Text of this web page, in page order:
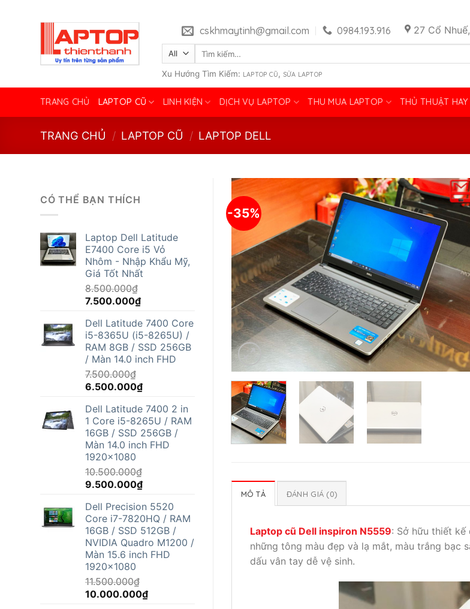
cskhmaytinh@gmail.com 0984.193.916 27 Cổ
Tìm
Xu Hướng Tìm Kiếm: LAPTOP CŨ, SỬA LAPTOP
TRANG CHỦ LAPTOP CŨ LINH KIỆN DỊCH VỤ LAPTOP THU MUA LAPTOP THỦ THUẬT HAY
TRANG CHỦ / LAPTOP CŨ / LAPTOP DELL
CÓ THỂ BẠN THÍCH
Laptop Dell Latitude
E7400 Core i5 Vỏ
Nhôm - Nhập Khẩu Mỹ,
Giá Tốt Nhất
8.500.000₫
Giá
là:
8.500.000₫.
7.500.000₫Giá
tại
là:
7.500.000₫.
Dell Latitude 7400 Core
i5-8365U (i5-8265U) /
RAM 8GB / SSD 256GB
/ Màn 14.0 inch FHD
7.500.000₫
Giá
là:
7.500.000₫.
6.500.000₫Giá
tại
là:
6.500.000₫.
Dell Latitude 7400 2 in
1 Core i5-8265U / RAM
16GB / SSD 256GB /
Màn 14.0 inch FHD
1920x1080
10.500.000₫
Giá
là:
10.500.000₫.
9.500.000₫Giá
tại
là:
9.500.000₫.
Dell Precision 5520
Core i7-7820HQ / RAM
16GB / SSD 512GB /
NVIDIA Quadro M1200 /
Màn 15.6 inch FHD
1920x1080
11.500.000₫
Giá
10.000.000₫Giá
-35%
MÔ TẢ ĐÁNH GIÁ (0)
Laptop cũ Dell inspiron N5559: Sở hữu thiết
những tông màu đẹp và lạ mắt, màu trắng bạc
dấu vân tay dễ vệ sinh.